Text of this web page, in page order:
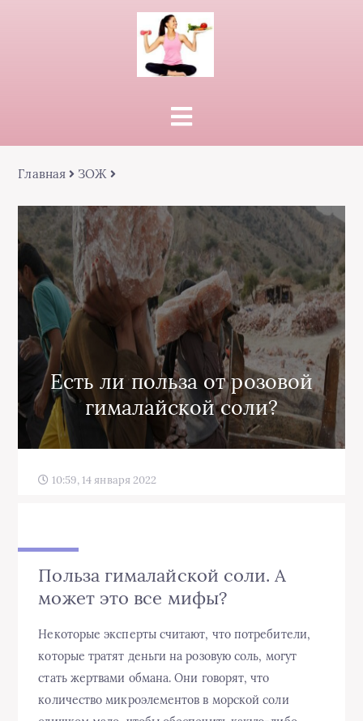
Главная ЗОЖ
Есть ли польза от розовой
гималайской соли?
10:59, 14 января 2022
Польза гималайской соли. А
может это все мифы?
Некоторые эксперты считают, что потребители,
которые тратят деньги на розовую соль, могут
стать жертвами обмана. Они говорят, что
количество микроэлементов в морской соли